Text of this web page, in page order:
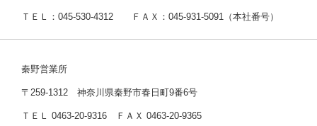
ＴＥＬ：045-530-4312 ＦＡＸ：045-931-5091（本社番号）
秦野営業所
〒259-1312 神奈川県秦野市春日町9番6号
ＴＥＬ 0463-20-9316 ＦＡＸ 0463-20-9365